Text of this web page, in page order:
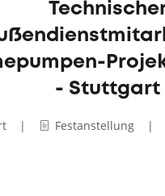
- Stuttgart
Festanstellung